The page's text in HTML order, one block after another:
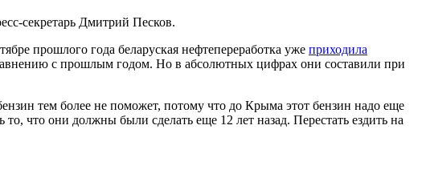
секретарь Дмитрий Песков.
прошлого года беларуская нефтепереработка уже приходила
с прошлым годом. Но в абсолютных цифрах они составили при
тем более не поможет, потому что до Крыма этот бензин надо еще
что они должны были сделать еще 12 лет назад. Перестать ездить на